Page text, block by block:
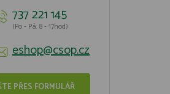
737 221 145
(Po - Pá: 8 - 17hod)
eshop@csop.cz
PŘES FORMULÁŘ